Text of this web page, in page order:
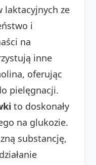
laktacyjnych ze
i
na
inne
oferując
pielęgnacji.
to doskonały
na glukozie.
substancję,